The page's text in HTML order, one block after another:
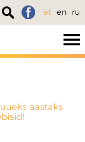
et en ru
aastaks